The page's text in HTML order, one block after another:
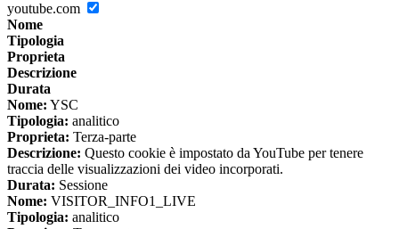
youtube.com
Nome
Tipologia
Proprieta
Descrizione
Durata
Nome: YSC
Tipologia: analitico
Proprieta: Terza-parte
Descrizione: Questo cookie è impostato da YouTube per tenere
traccia delle visualizzazioni dei video incorporati.
Durata: Sessione
Nome: VISITOR_INFO1_LIVE
Tipologia: analitico